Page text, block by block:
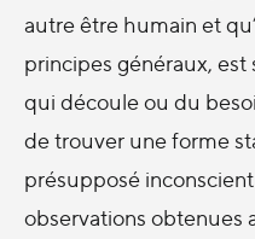
autre être humain et
principes généraux,
qui découle ou du
de trouver une forme
présupposé
observations obtenues